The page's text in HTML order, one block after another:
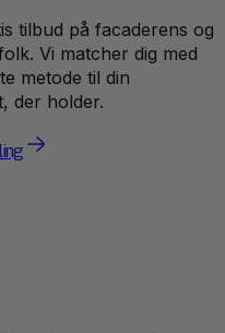
tilbud på facaderens og
Vi matcher dig med
metode til din
der holder.